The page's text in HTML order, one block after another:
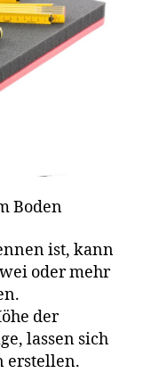
Boden
ist, kann
oder mehr
der
lassen sich
erstellen.